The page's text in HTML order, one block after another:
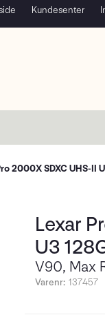
Kundesenter
2000X SDXC UHS-II
Lexar
U3
V90, Max
Varenr: 137457